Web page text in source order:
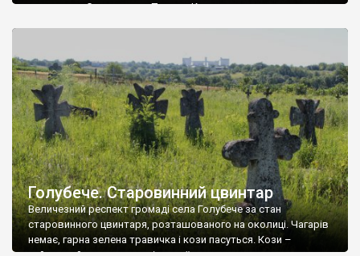
мешканець Самгородка. Палац у Красному вразив не лише
Голубече. Старовинний цвинтар
Величезний респект громаді села Голубече за стан
старовинного цвинтаря, розташованого на околиці. Чагарів
немає, гарна зелена травичка і кози пасуться. Кози –